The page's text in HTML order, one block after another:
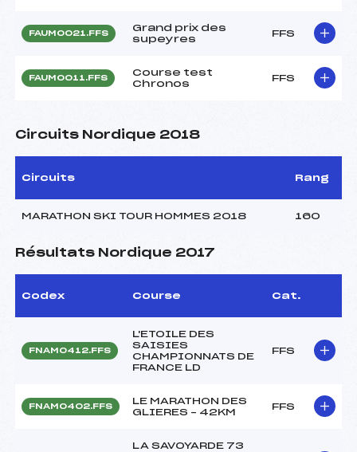
FAUM0021.FFS
Grand prix des
supeyres
FFS
FAUM0011.FFS
Course test
Chronos
FFS
Circuits Nordique 2018
Circuits Rang
MARATHON SKI TOUR HOMMES 2018 160
Résultats Nordique 2017
Codex Course Cat.
FNAM0412.FFS
L'ETOILE DES
SAISIES
CHAMPIONNATS DE
FRANCE LD
FFS
FNAM0402.FFS
LE MARATHON DES
GLIERES – 42KM
FFS
LA SAVOYARDE 73